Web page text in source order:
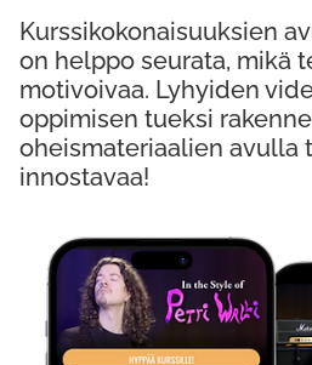
Kurssikokonaisuuksien
on helppo seurata, mikä
motivoivaa. Lyhyiden
oppimisen tueksi
oheismateriaalien avulla
innostavaa!